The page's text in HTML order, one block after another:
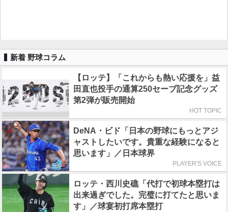
新着 野球コラム
【ロッテ】「これからも熱い応援を」益
田直也投手の通算250セーブ記念グッズ
第2弾が販売開始
HOT TOPIC
DeNA・ビド「日本の野球にもっとアジ
ャストしたいです。貴重な経験になると
思います」／日本球界
PLAYER'S VOICE
ロッテ・西川史礁「代打で初球本塁打は
出来過ぎでした。完璧に打てたと思いま
す」／球宴初打席本塁打